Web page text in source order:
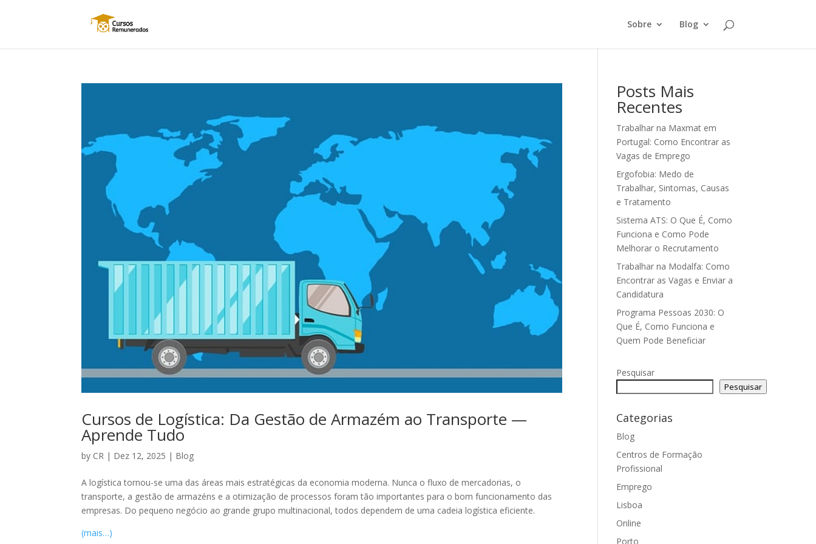
Sobre Blog
Cursos de Logística: Da Gestão de Armazém ao Transporte —
Aprende Tudo
by CR | Dez 12, 2025 | Blog
A logística tornou-se uma das áreas mais estratégicas da economia moderna. Nunca o fluxo de mercadorias, o
transporte, a gestão de armazéns e a otimização de processos foram tão importantes para o bom funcionamento das
empresas. Do pequeno negócio ao grande grupo multinacional, todos dependem de uma cadeia logística eficiente.
(mais…)
Posts Mais
Recentes
Trabalhar na Maxmat em
Portugal: Como Encontrar as
Vagas de Emprego
Ergofobia: Medo de
Trabalhar, Sintomas, Causas
e Tratamento
Sistema ATS: O Que É, Como
Funciona e Como Pode
Melhorar o Recrutamento
Trabalhar na Modalfa: Como
Encontrar as Vagas e Enviar a
Candidatura
Programa Pessoas 2030: O
Que É, Como Funciona e
Quem Pode Beneficiar
Pesquisar
Pesquisar
Categorias
Blog
Centros de Formação
Profissional
Emprego
Lisboa
Online
Porto